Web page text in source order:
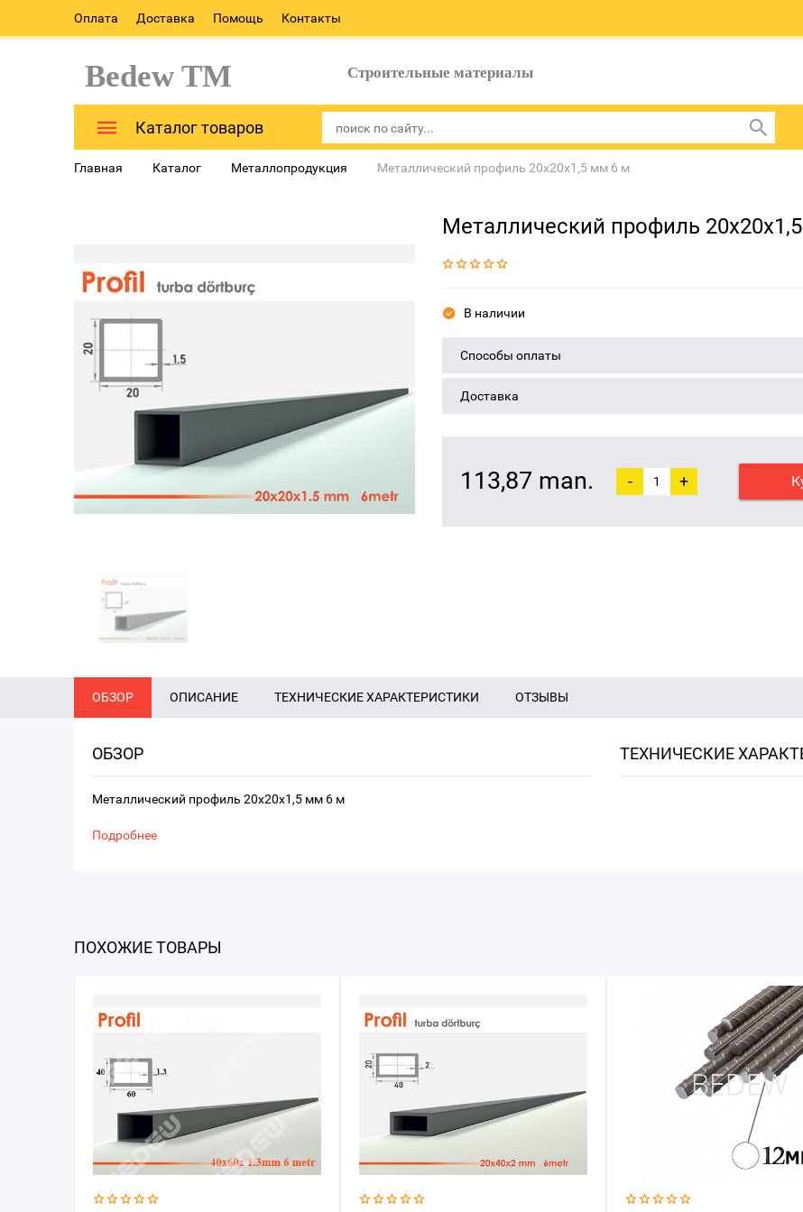
Оплата Доставка Помощь Контакты
Bedew TM Строительные материалы
Каталог товаров
Главная Каталог Металлопродукция Металлический профиль 20x20x1,5 мм 6 м
Металлический профиль
В наличии
Способы оплаты
Доставка
113,87 man. - +
ОБЗОР ОПИСАНИЕ ТЕХНИЧЕСКИЕ ХАРАКТЕРИСТИКИ ОТЗЫВЫ
ОБЗОР
Металлический профиль 20x20x1,5 мм 6 м
Подробнее
ТЕХНИЧЕСКИЕ
ПОХОЖИЕ ТОВАРЫ